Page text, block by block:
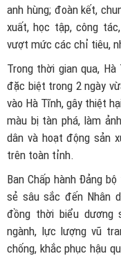
anh hùng; đoàn kết,
xuất, học tập, công
vượt mức các chỉ tiêu,
Trong thời gian qua,
đặc biệt trong 2 ngày
vào Hà Tĩnh, gây thiệt
màu bị tàn phá, làm
dân và hoạt động sản
trên toàn tỉnh.
Ban Chấp hành Đảng
sẻ sâu sắc đến Nhân
đồng thời biểu dương
ngành, lực lượng vũ
chống, khắc phục hậu